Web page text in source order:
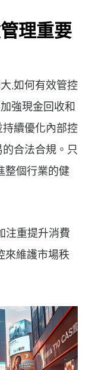
理重要
,如何有效管控
強現金回收和
續優化內部控
的合法合規。只
整個行業的健
注重提升消費
來維護市場秩